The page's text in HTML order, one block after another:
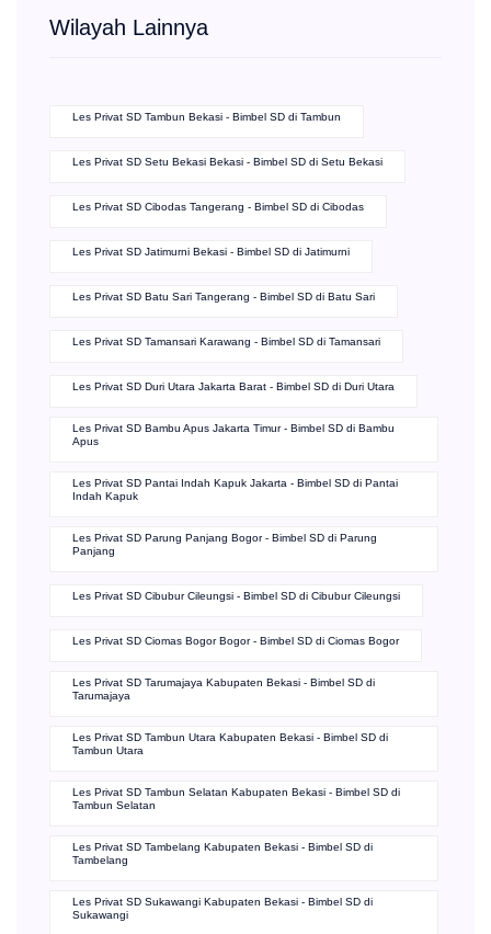
Wilayah Lainnya
Les Privat SD Tambun Bekasi - Bimbel SD di Tambun
Les Privat SD Setu Bekasi Bekasi - Bimbel SD di Setu Bekasi
Les Privat SD Cibodas Tangerang - Bimbel SD di Cibodas
Les Privat SD Jatimurni Bekasi - Bimbel SD di Jatimurni
Les Privat SD Batu Sari Tangerang - Bimbel SD di Batu Sari
Les Privat SD Tamansari Karawang - Bimbel SD di Tamansari
Les Privat SD Duri Utara Jakarta Barat - Bimbel SD di Duri Utara
Les Privat SD Bambu Apus Jakarta Timur - Bimbel SD di Bambu
Apus
Les Privat SD Pantai Indah Kapuk Jakarta - Bimbel SD di Pantai
Indah Kapuk
Les Privat SD Parung Panjang Bogor - Bimbel SD di Parung
Panjang
Les Privat SD Cibubur Cileungsi - Bimbel SD di Cibubur Cileungsi
Les Privat SD Ciomas Bogor Bogor - Bimbel SD di Ciomas Bogor
Les Privat SD Tarumajaya Kabupaten Bekasi - Bimbel SD di
Tarumajaya
Les Privat SD Tambun Utara Kabupaten Bekasi - Bimbel SD di
Tambun Utara
Les Privat SD Tambun Selatan Kabupaten Bekasi - Bimbel SD di
Tambun Selatan
Les Privat SD Tambelang Kabupaten Bekasi - Bimbel SD di
Tambelang
Les Privat SD Sukawangi Kabupaten Bekasi - Bimbel SD di
Sukawangi